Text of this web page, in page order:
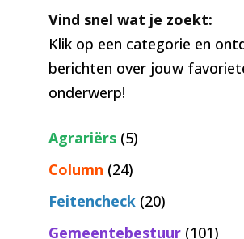
Vind snel wat je zoekt:
Klik op een categorie en
berichten over jouw
onderwerp!
Agrariërs(5)
Column (24)
Feitencheck(20)
Gemeentebestuur(101)